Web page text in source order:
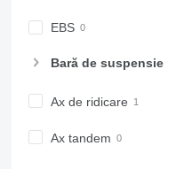
EBS
Bară de suspensie
Ax de ridicare
Ax tandem